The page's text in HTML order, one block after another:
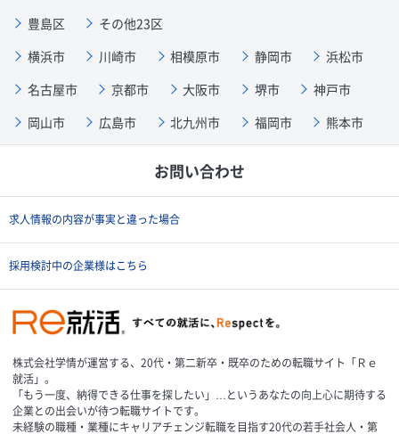
豊島区
その他23区
横浜市
川崎市 相模原市 静岡市
浜松市
名古屋市
京都市 大阪市 堺市
神戸市
岡山市
広島市 北九州市 福岡市 熊本市
お問い合わせ
求人情報の内容が事実と違った場合
採用検討中の企業様はこちら
株式会社学情が運営する、20代・第二新卒・既卒のための転職サイト「Ｒｅ
就活」。
「もう一度、納得できる仕事を探したい」…というあなたの向上心に期待する
企業との出会いが待つ転職サイトです。
未経験の職種・業種にキャリアチェンジ転職を目指す20代の若手社会人・第